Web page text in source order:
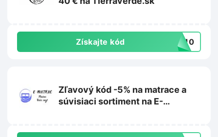
Získajte kód IL10
Zľavový kód -5% na matrace a
súvisiaci sortiment na E-